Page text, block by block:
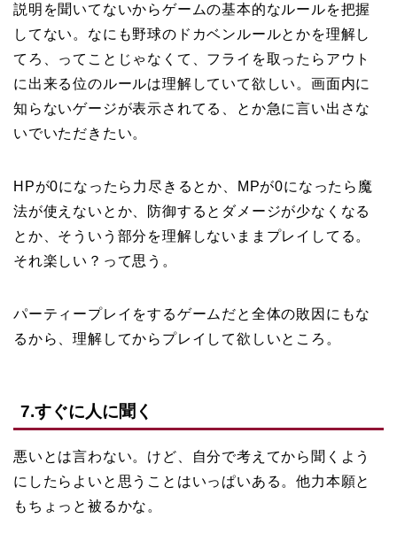
説明を聞いてないからゲームの基本的なルールを把握
してない。なにも野球のドカベンルールとかを理解し
てろ、ってことじゃなくて、フライを取ったらアウト
に出来る位のルールは理解していて欲しい。画面内に
知らないゲージが表示されてる、とか急に言い出さな
いでいただきたい。
HPが0になったら力尽きるとか、MPが0になったら魔
法が使えないとか、防御するとダメージが少なくなる
とか、そういう部分を理解しないままプレイしてる。
それ楽しい？って思う。
パーティープレイをするゲームだと全体の敗因にもな
るから、理解してからプレイして欲しいところ。
7.すぐに人に聞く
悪いとは言わない。けど、自分で考えてから聞くよう
にしたらよいと思うことはいっぱいある。他力本願と
もちょっと被るかな。